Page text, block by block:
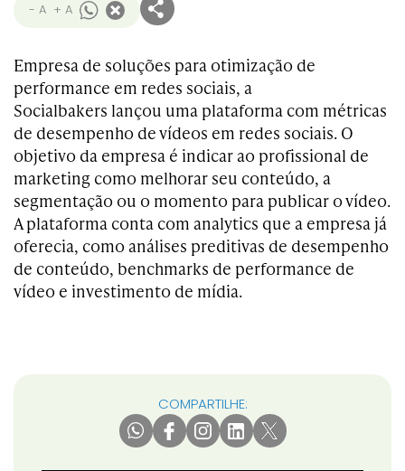
- A + A
Empresa de soluções para otimização de
performance em redes sociais, a
Socialbakers lançou uma plataforma com métricas
de desempenho de vídeos em redes sociais. O
objetivo da empresa é indicar ao profissional de
marketing como melhorar seu conteúdo, a
segmentação ou o momento para publicar o vídeo.
A plataforma conta com analytics que a empresa já
oferecia, como análises preditivas de desempenho
de conteúdo, benchmarks de performance de
vídeo e investimento de mídia.
COMPARTILHE: